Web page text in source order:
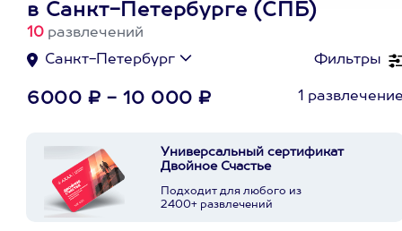
в Санкт-Петербурге (СПБ)
10 развлечений
Фильтры
Санкт-Петербург
6000 ₽ - 10 000 ₽ 1
Универсальный сертификат
Двойное Счастье
Подходит для любого из
2400+ развлечений